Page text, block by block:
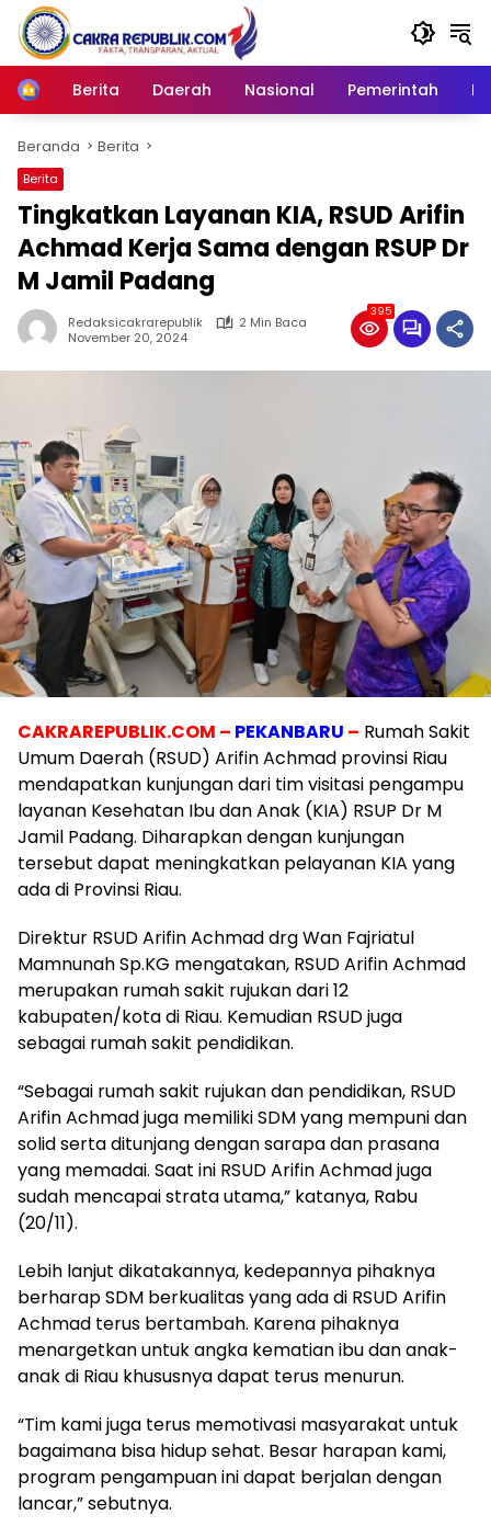
Langsung
konten
Home
Berita Daerah Nasional Pemerintah
Beranda Berita
Berita
Tingkatkan Layanan KIA, RSUD Arifin
Achmad Kerja Sama dengan RSUP Dr
M Jamil Padang
Redaksicakrarepublik
2 Min Baca
November 20, 2024
395
CAKRAREPUBLIK.COM – PEKANBARU – Rumah Sakit
Umum Daerah (RSUD) Arifin Achmad provinsi Riau
mendapatkan kunjungan dari tim visitasi pengampu
layanan Kesehatan Ibu dan Anak (KIA) RSUP Dr M
Jamil Padang. Diharapkan dengan kunjungan
tersebut dapat meningkatkan pelayanan KIA yang
ada di Provinsi Riau.
Direktur RSUD Arifin Achmad drg Wan Fajriatul
Mamnunah Sp.KG mengatakan, RSUD Arifin Achmad
merupakan rumah sakit rujukan dari 12
kabupaten/kota di Riau. Kemudian RSUD juga
sebagai rumah sakit pendidikan.
“Sebagai rumah sakit rujukan dan pendidikan, RSUD
Arifin Achmad juga memiliki SDM yang mempuni dan
solid serta ditunjang dengan sarapa dan prasana
yang memadai. Saat ini RSUD Arifin Achmad juga
sudah mencapai strata utama,” katanya, Rabu
(20/11).
Lebih lanjut dikatakannya, kedepannya pihaknya
berharap SDM berkualitas yang ada di RSUD Arifin
Achmad terus bertambah. Karena pihaknya
menargetkan untuk angka kematian ibu dan anak-
anak di Riau khususnya dapat terus menurun.
“Tim kami juga terus memotivasi masyarakat untuk
bagaimana bisa hidup sehat. Besar harapan kami,
program pengampuan ini dapat berjalan dengan
lancar,” sebutnya.